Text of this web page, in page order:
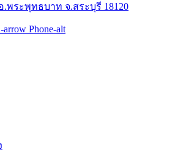
พระพุทธบาท จ.สระบุรี 18120
arrow Phone-alt